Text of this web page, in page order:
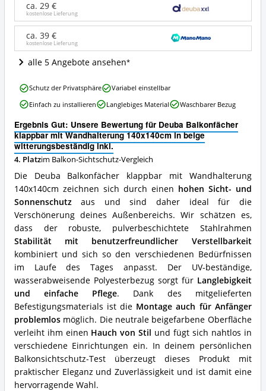
Wandhalterung
140x140cm
beige
witterungsbeständig
inkl.
Wo
ist
dieser
Balkon-
Sichtschutz
erhältlich?
ca. 29 €
kostenlose Lieferung
ca. 39 €
kostenlose Lieferung
alle 5 Angebote ansehen
Ergebnis Gut: Unsere Bewertung für Deuba Balkonfächer
klappbar mit Wandhalterung 140x140cm in beige
witterungsbeständig inkl.
4. Platzim Balkon-Sichtschutz-Vergleich
Die Deuba Balkonfächer klappbar mit Wandhalterung
140x140cm zeichnen sich durch einen hohen Sicht- und
Sonnenschutzaus und sind daher ideal für die
Verschönerung deines Außenbereichs. Wir schätzen es,
dass der robuste, pulverbeschichtete Stahlrahmen
Stabilität mit benutzerfreundlicher Verstellbarkeit
kombiniert und sich so den verschiedenen Bedürfnissen
im Laufe des Tages anpasst. Der UV-beständige,
wasserabweisende Polyesterbezug sorgt für Langlebigkeit
und einfache Pflege. Dank des mitgelieferten
Befestigungsmaterials ist die Montage auch für Anfänger
problemlosmöglich. Die neutrale beigefarbene Oberfläche
verleiht ihm einen Hauch von Stil und fügt sich nahtlos in
verschiedene Einrichtungen ein. In deinem persönlichen
Balkonsichtschutz-Test überzeugt dieses Produkt mit
praktischer Eleganz und Zuverlässigkeit und ist damit eine
hervorragende Wahl.
Deuba
Balkonfächer
klappbar
Wandhalterung
140x140cm
in
beige
witterungsbeständig
inkl.
Vorteile:
Was
spricht
für
diesen
Balkon-
Sichtschutz?
Schutz der Privatsphäre
Variabel einstellbar
Einfach zu installieren
Langlebiges Material Waschbarer Bezug